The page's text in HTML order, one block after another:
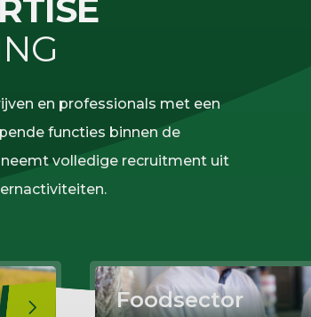
en professionals met een
functies binnen de
volledige recruitment uit
Foodsector